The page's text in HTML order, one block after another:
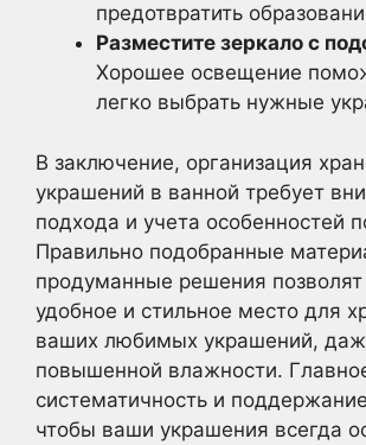
предотвратить
Разместите зеркало с
Хорошее освещение
легко выбрать нужные
В заключение, организация
украшений в ванной требует
подхода и учета особенностей
Правильно подобранные
продуманные решения позволят
удобное и стильное место для
ваших любимых украшений,
повышенной влажности.
систематичность и
чтобы ваши украшения всегда